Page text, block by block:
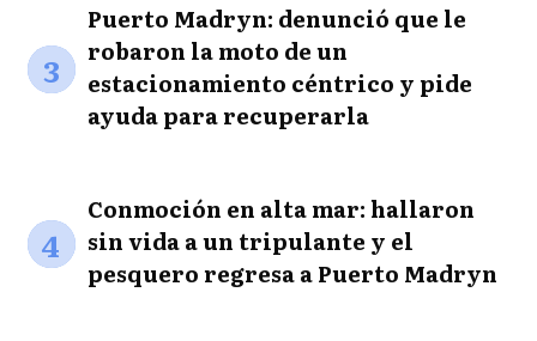
3
Puerto Madryn: denunció que le
robaron la moto de un
estacionamiento céntrico y pide
ayuda para recuperarla
4
Conmoción en alta mar: hallaron
sin vida a un tripulante y el
pesquero regresa a Puerto Madryn